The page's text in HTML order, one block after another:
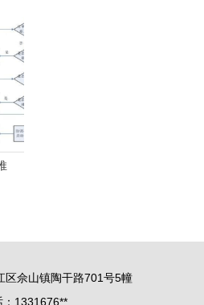
区佘山镇陶干路701号5幢
：1331676**